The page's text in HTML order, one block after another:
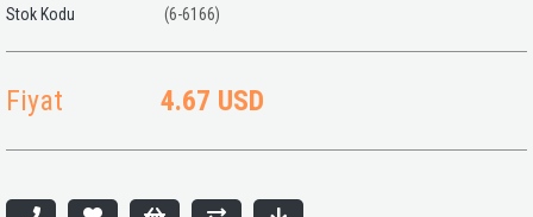
(6-6166)
Fiyat 4.67 USD